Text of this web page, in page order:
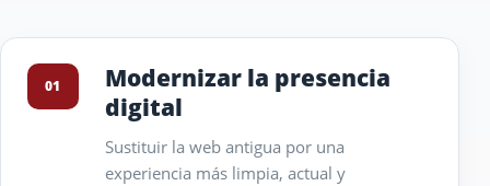
01
Modernizar la presencia
digital
Sustituir la web antigua por una
experiencia más limpia, actual y